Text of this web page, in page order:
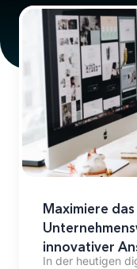
Maximiere
innovativer
In der heutigen